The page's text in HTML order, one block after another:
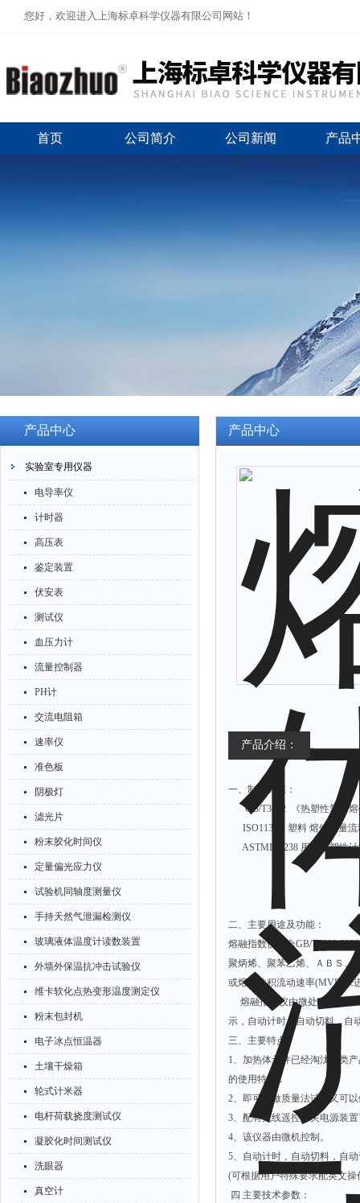
您好，欢迎进入上海标卓科学仪器有限公司网站！
首页 公司简介 公司新闻 产品
产品中心
实验室专用仪器
电导率仪
计时器
高压表
鉴定装置
伏安表
测试仪
血压力计
流量控制器
PH计
交流电阻箱
速率仪
准色板
阴极灯
滤光片
粉末胶化时间仪
定量偏光应力仪
试验机同轴度测量仪
手持天然气泄漏检测仪
玻璃液体温度计读数装置
外墙外保温抗冲击试验仪
维卡软化点热变形温度测定仪
粉末包封机
电子冰点恒温器
土壤干燥箱
轮式计米器
电杆荷载挠度测试仪
凝胶化时间测试仪
洗眼器
真空计
产品中心
产品介绍：
一、制造标准：
GB/T3682 《热塑性塑料熔
ISO1133 塑料 熔体质量流
ASTMD 1238 用挤压塑性计
二、主要用途及功能：
熔融指数仪符合GB/T3682-
聚炳烯、聚苯乙烯、ＡＢＳ、
或熔体体积流动速率(MVR)来
熔融指数仪由微处理器按标
示，自动计时，自动切料，自
三、主要特点
1、加热体元件已经淘汰同类
的使用特点．
2、即可以做质量法试验又可
3、配有无线遥控开关电源装
4、该仪器由微机控制。
5、自动计时，自动切料，自
(可根据用户特殊要求配英文操
四 主要技术参数：